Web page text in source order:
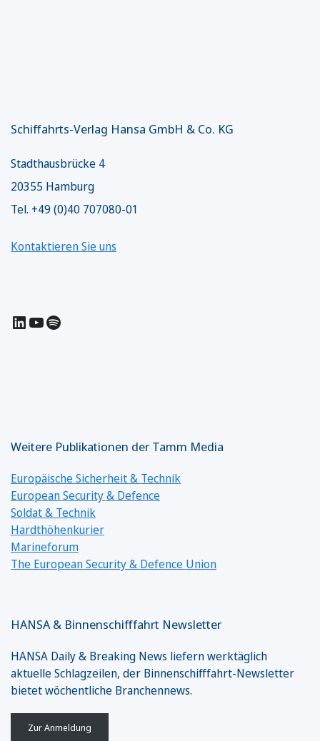
Schiffahrts-Verlag Hansa GmbH & Co. KG
Stadthausbrücke 4
20355 Hamburg
Tel. +49 (0)40 707080-01
Kontaktieren Sie uns
LinkedIn
YouTube
Spotify
Weitere Publikationen der Tamm Media
Europäische Sicherheit & Technik
European Security & Defence
Soldat & Technik
Hardthöhenkurier
Marineforum
The European Security & Defence Union
HANSA & Binnenschifffahrt Newsletter
HANSA Daily & Breaking News liefern werktäglich
aktuelle Schlagzeilen, der Binnenschifffahrt-Newsletter
bietet wöchentliche Branchennews.
Zur Anmeldung